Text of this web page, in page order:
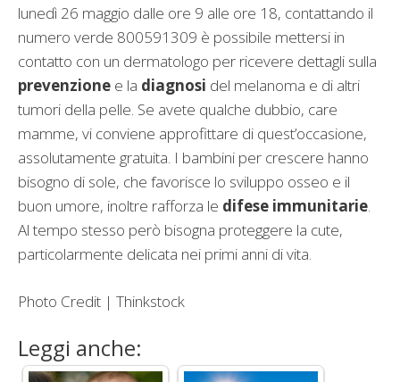
lunedì 26 maggio dalle ore 9 alle ore 18, contattando il
numero verde 800591309 è possibile mettersi in
contatto con un dermatologo per ricevere dettagli sulla
prevenzione e la diagnosi del melanoma e di altri
tumori della pelle. Se avete qualche dubbio, care
mamme, vi conviene approfittare di quest’occasione,
assolutamente gratuita. I bambini per crescere hanno
bisogno di sole, che favorisce lo sviluppo osseo e il
buon umore, inoltre rafforza le difese immunitarie.
Al tempo stesso però bisogna proteggere la cute,
particolarmente delicata nei primi anni di vita.
Photo Credit | Thinkstock
Leggi anche: